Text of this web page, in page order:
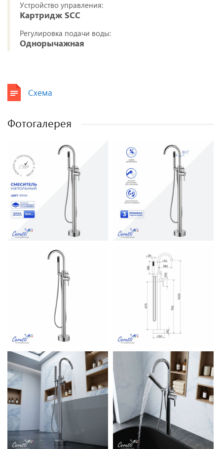
Устройство управления:
Картридж SCC
Регулировка подачи воды:
Однорычажная
Схема
Фотогалерея